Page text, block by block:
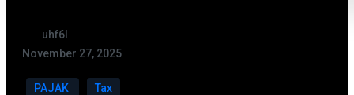
uhf6l
November 27, 2025
PAJAK Tax